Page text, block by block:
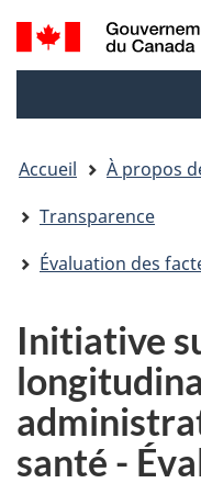
Recherche
et
Accueil
À propos
Transparence
Évaluation des
Initiative
santé -